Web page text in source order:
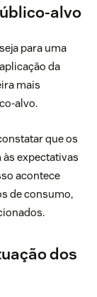
alvo
para uma
da
mais
alvo.
que os
expectativas
acontece
de consumo,
dos